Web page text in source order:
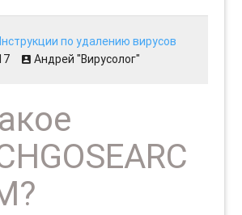
по удалению вирусов
Андрей "Вирусолог"